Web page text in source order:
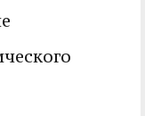
обучающимся